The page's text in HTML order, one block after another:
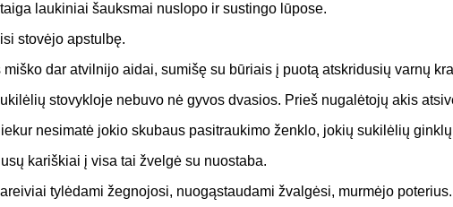
laukiniai šauksmai nuslopo ir sustingo lūpose.
stovėjo apstulbę.
miško dar atvilnijo aidai, sumišę su būriais į puotą atskridusių varnų
stovykloje nebuvo nė gyvos dvasios. Prieš nugalėtojų akis
nesimatė jokio skubaus pasitraukimo ženklo, jokių sukilėlių
kariškiai į visa tai žvelgė su nuostaba.
tylėdami žegnojosi, nuogąstaudami žvalgėsi, murmėjo poterius.